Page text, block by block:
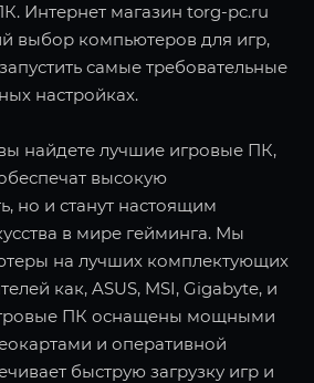
Интернет магазин torg-pc.ru
выбор компьютеров для игр,
самые требовательные
настройках.
найдете лучшие игровые ПК,
высокую
но и станут настоящим
в мире гейминга. Мы
на лучших комплектующих
как, ASUS, MSI, Gigabyte, и
ПК оснащены мощными
и оперативной
быструю загрузку игр и